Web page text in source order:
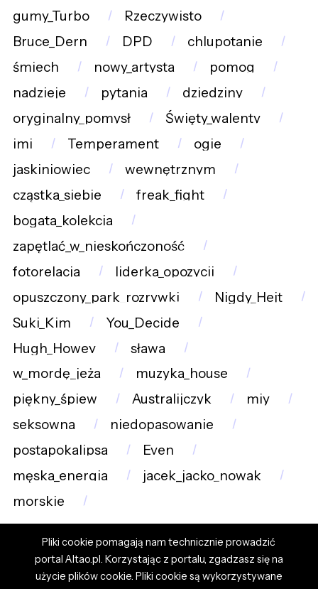
gumy_Turbo
Rzeczywisto
Bruce_Dern
DPD
chlupotanie
śmiech
nowy_artysta
pomog
nadzieje
pytania
dziedziny
oryginalny_pomysł
Święty_walenty
imi
Temperament
ogie
jaskiniowiec
wewnętrznym
cząstka_siebie
freak_fight
bogata_kolekcja
zapętlać_w_nieskończoność
fotorelacja
liderka_opozycji
opuszczony_park_rozrywki
Nigdy_Hejt
Suki_Kim
You_Decide
Hugh_Howey
sława
w_mordę_jeża
muzyka_house
piękny_śpiew
Australijczyk
miy
seksowna
niedopasowanie
postapokalipsa
Even
męska_energia
jacek_jacko_nowak
morskie
Pliki cookie pomagają nam technicznie prowadzić
portal Altao.pl. Korzystając z portalu, zgadzasz się na
użycie plików cookie. Pliki cookie są wykorzystywane